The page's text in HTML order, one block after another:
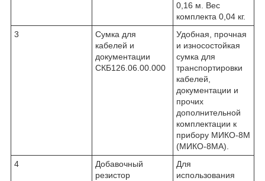
0,16 м. Вес
комплекта 0,04 кг.
3
Сумка для
кабелей и
документации
СКБ126.06.00.000
Удобная, прочная
и износостойкая
сумка для
транспортировки
кабелей,
документации и
прочих
дополнительной
комплектации к
прибору МИКО-8М
(МИКО-8МА).
4
Добавочный
резистор
Для
использования